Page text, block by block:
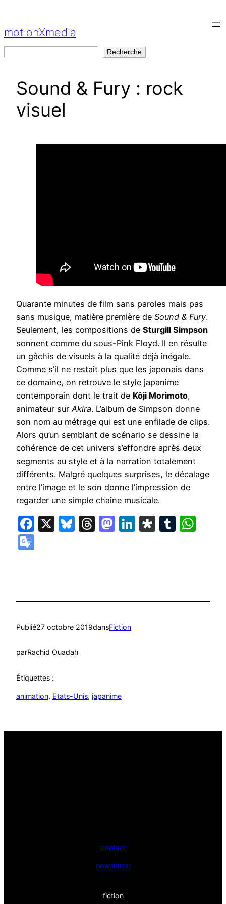
contenu
motionXmedia
Recherche
Sound & Fury : rock
visuel
Quarante minutes de film sans paroles mais pas
sans musique, matière première de Sound & Fury.
Seulement, les compositions de Sturgill Simpson
sonnent comme du sous-Pink Floyd. Il en résulte
un gâchis de visuels à la qualité déjà inégale.
Comme s’il ne restait plus que les japonais dans
ce domaine, on retrouve le style japanime
contemporain dont le trait de Kôji Morimoto,
animateur surAkira. L’album de Simpson donne
son nom au métrage qui est une enfilade de clips.
Alors qu’un semblant de scénario se dessine la
cohérence de cet univers s’effondre après deux
segments au style et à la narration totalement
différents. Malgré quelques surprises, le décalage
entre l’image et le son donne l’impression de
regarder une simple chaîne musicale.
Facebook
X Bluesky
Threads
Mastodon
LinkedIn
Diaspora
Publié27 octobre 2019dansFiction
parRachid Ouadah
Étiquettes :
animation, Etats-Unis, japanime
contact
newsletter
fiction